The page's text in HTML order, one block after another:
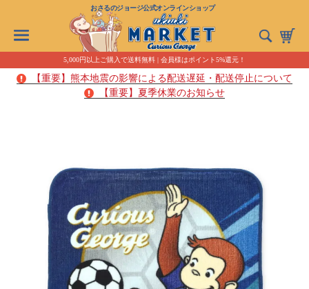
おさるのジョージ公式オンラインショップ
5,000円以上ご購入で送料無料 | 会員様はポイント5%還元！
【重要】熊本地震の影響による配送遅延・配送停止について
【重要】夏季休業のお知らせ